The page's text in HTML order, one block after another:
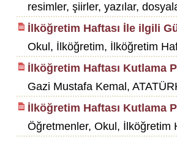
resimler, şiirler, yazılar,
İlköğretim Haftası İle ilgili
Okul, İlköğretim, İlköğretim
İlköğretim Haftası Kutlama
Gazi Mustafa Kemal,
İlköğretim Haftası Kutlama
Öğretmenler, Okul, İlköğretim